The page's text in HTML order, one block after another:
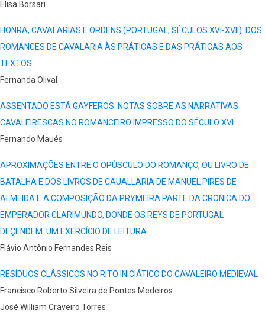
Elisa Borsari
HONRA, CAVALARIAS E ORDENS (PORTUGAL, SÉCULOS XVI-XVII): DOS
ROMANCES DE CAVALARIA ÀS PRÁTICAS E DAS PRÁTICAS AOS
TEXTOS
Fernanda Olival
ASSENTADO ESTÁ GAYFEROS: NOTAS SOBRE AS NARRATIVAS
CAVALEIRESCAS NO ROMANCEIRO IMPRESSO DO SÉCULO XVI
Fernando Maués
APROXIMAÇÕES ENTRE O OPÚSCULO DO ROMANÇO, OU LIVRO DE
BATALHA E DOS LIVROS DE CAUALLARIA DE MANUEL PIRES DE
ALMEIDA E A COMPOSIÇÃO DA PRYMEIRA PARTE DA CRONICA DO
EMPERADOR CLARIMUNDO, DONDE OS REYS DE PORTUGAL
DEÇENDEM: UM EXERCÍCIO DE LEITURA
Flávio Antônio Fernandes Reis
RESÍDUOS CLÁSSICOS NO RITO INICIÁTICO DO CAVALEIRO MEDIEVAL
Francisco Roberto Silveira de Pontes Medeiros
José William Craveiro Torres